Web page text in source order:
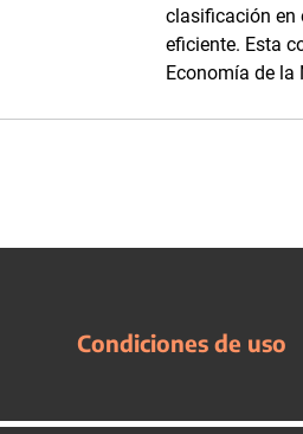
clasificación en
eficiente. Esta
Economía de la
Condiciones de uso